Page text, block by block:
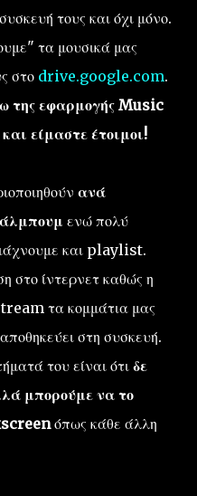
τους και όχι μόνο.
τα μουσικά μας
στο drive.google.com.
της εφαρμογής Music
είμαστε έτοιμοι!
ανά
άλμπουμ ενώ πολύ
και playlist.
στο ίντερνετ καθώς η
τα κομμάτια μας
στη συσκευή.
του είναι ότιδε
μπορούμε να το
όπως κάθε άλλη